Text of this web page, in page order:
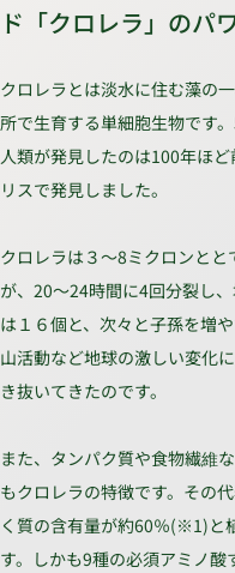
ド「クロレラ」のパ
クロレラとは淡水に住む藻の
所で生育する単細胞生物です
人類が発見したのは100年ほ
リスで発見しました。
クロレラは３～8ミクロンと
が、20～24時間に4回分裂し
は１６個と、次々と子孫を増
山活動など地球の激しい変化
き抜いてきたのです。
また、タンパク質や食物繊維
もクロレラの特徴です。その
く質の含有量が約60％(※1)と
す。しかも9種の必須アミノ